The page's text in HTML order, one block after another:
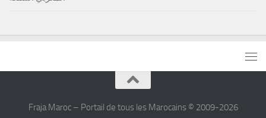
Fraja Maroc – Portail de tous les Marocains © 2009-2026